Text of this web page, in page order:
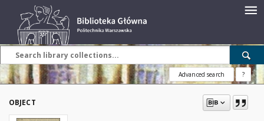
Advanced search ?
OBJECT